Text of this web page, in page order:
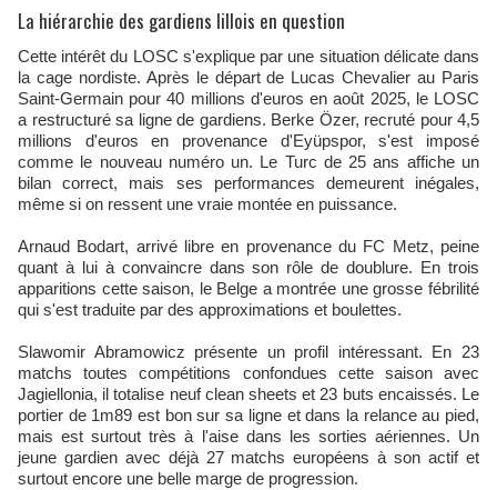
La hiérarchie des gardiens lillois en question
Cette intérêt du LOSC s'explique par une situation délicate dans
la cage nordiste. Après le départ de Lucas Chevalier au Paris
Saint-Germain pour 40 millions d'euros en août 2025, le LOSC
a restructuré sa ligne de gardiens. Berke Özer, recruté pour 4,5
millions d'euros en provenance d'Eyüpspor, s'est imposé
comme le nouveau numéro un. Le Turc de 25 ans affiche un
bilan correct, mais ses performances demeurent inégales,
même si on ressent une vraie montée en puissance.
Arnaud Bodart, arrivé libre en provenance du FC Metz, peine
quant à lui à convaincre dans son rôle de doublure. En trois
apparitions cette saison, le Belge a montrée une grosse fébrilité
qui s'est traduite par des approximations et boulettes.
Slawomir Abramowicz présente un profil intéressant. En 23
matchs toutes compétitions confondues cette saison avec
Jagiellonia, il totalise neuf clean sheets et 23 buts encaissés. Le
portier de 1m89 est bon sur sa ligne et dans la relance au pied,
mais est surtout très à l'aise dans les sorties aériennes. Un
jeune gardien avec déjà 27 matchs européens à son actif et
surtout encore une belle marge de progression.